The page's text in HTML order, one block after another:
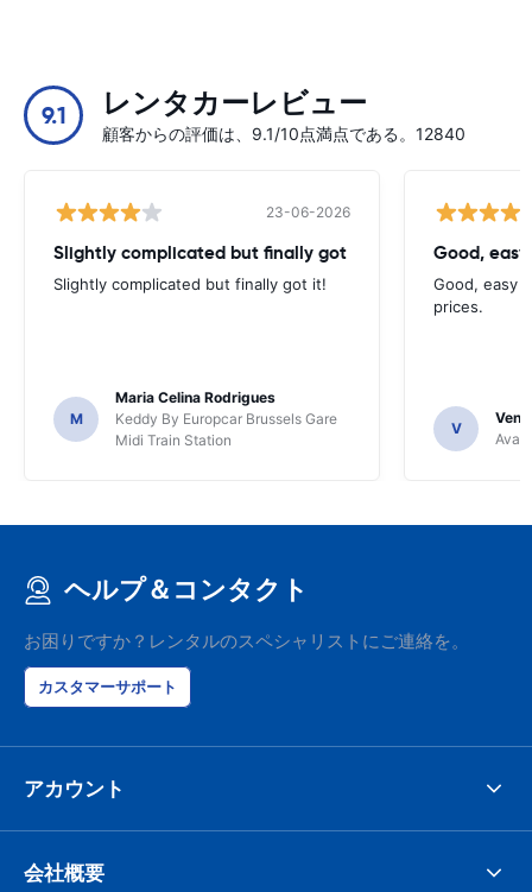
9.1 レンタカーレビュー
顧客からの評価は、9.1/10点満点である。12840
23-06-2026
Slightly complicated but finally got
Slightly complicated but finally got it!
M
Maria Celina Rodrigues
Keddy By Europcar Brussels Gare
Midi Train Station
Good,
Good, easy
prices.
V
ヘルプ＆コンタクト
お困りですか？レンタルのスペシャリストにご連絡を。
カスタマーサポート
アカウント
会社概要